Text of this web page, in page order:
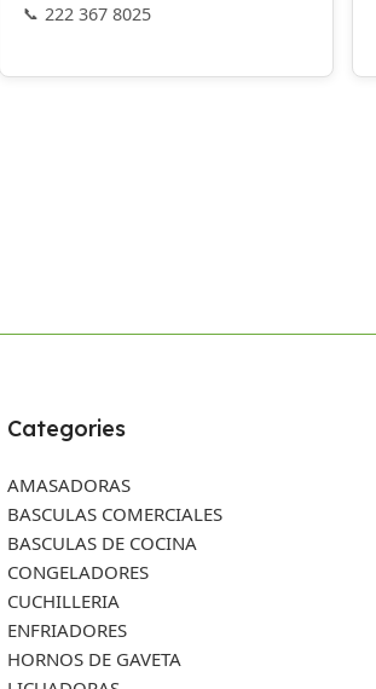
222 367 8025
Categories
AMASADORAS
BASCULAS COMERCIALES
BASCULAS DE COCINA
CONGELADORES
CUCHILLERIA
ENFRIADORES
HORNOS DE GAVETA